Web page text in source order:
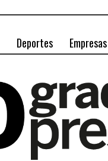
Deportes Empresas